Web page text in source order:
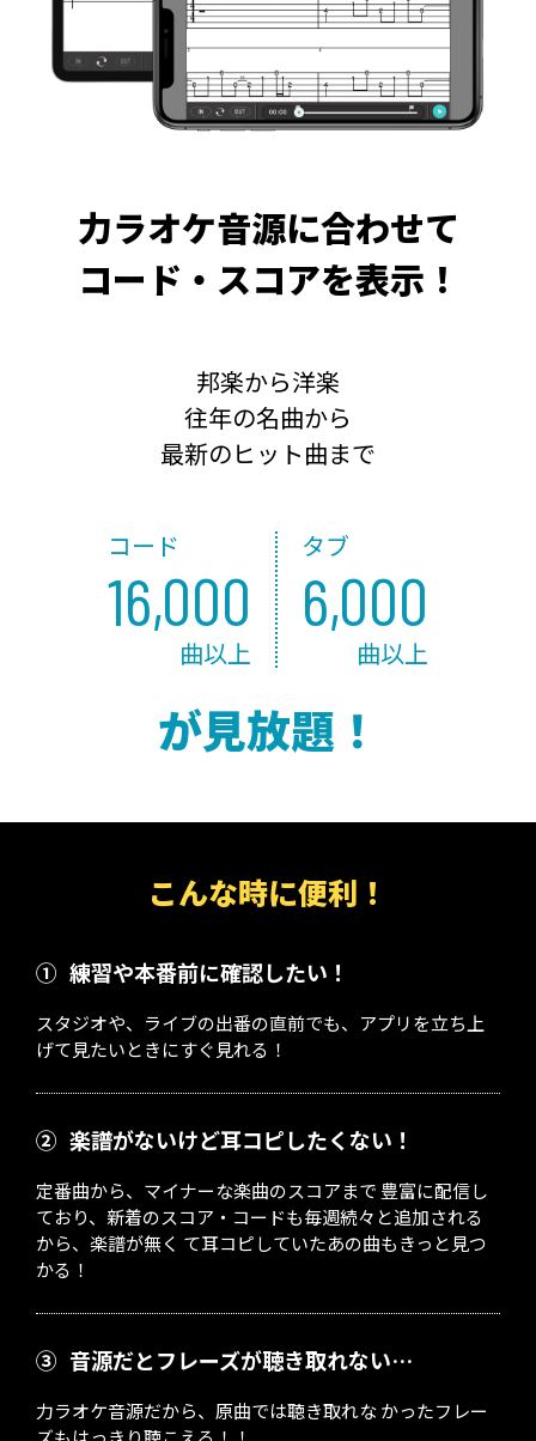
力ラオケ音源に合わせて
コード・スコアを表示！
邦楽から洋楽
往年の名曲から
最新のヒット曲まで
コード
16,000
曲以上
タブ
6,000
曲以上
が見放題！
こんな時に便利！
① 練習や本番前に確認したい！
スタジオや、ライブの出番の直前でも、アプリを立ち上
げて見たいときにすぐ見れる！
② 楽譜がないけど耳コピしたくない！
定番曲から、マイナーな楽曲のスコアまで 豊富に配信し
ており、新着のスコア・コードも毎週続々と追加される
から、楽譜が無く て耳コピしていたあの曲もきっと見つ
かる！
③ 音源だとフレーズが聴き取れない…
力ラオケ音源だから、原曲では聴き取れな かったフレー